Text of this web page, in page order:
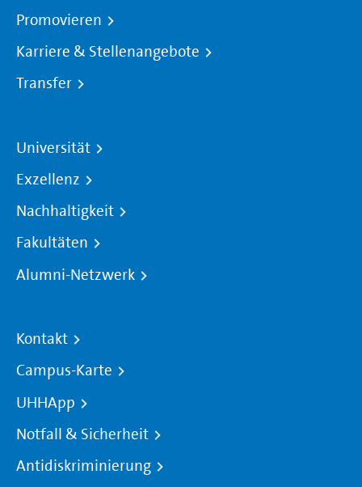
Promovieren
Karriere & Stellenangebote
Transfer
Universität
Exzellenz
Nachhaltigkeit
Fakultäten
Alumni-Netzwerk
Kontakt
Campus-Karte
UHHApp
Notfall & Sicherheit
Antidiskriminierung